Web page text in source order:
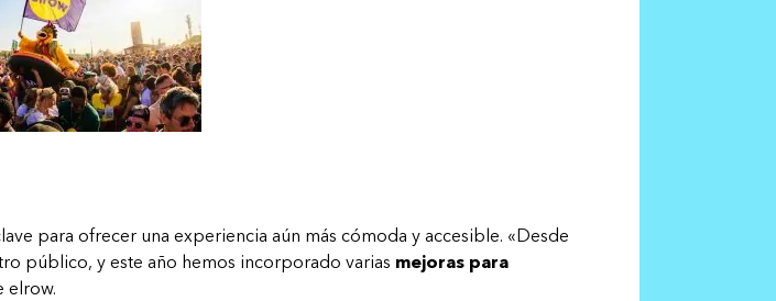
para ofrecer una experiencia aún más cómoda y accesible. «Desde
público, y este año hemos incorporado varias mejoras para
elrow.